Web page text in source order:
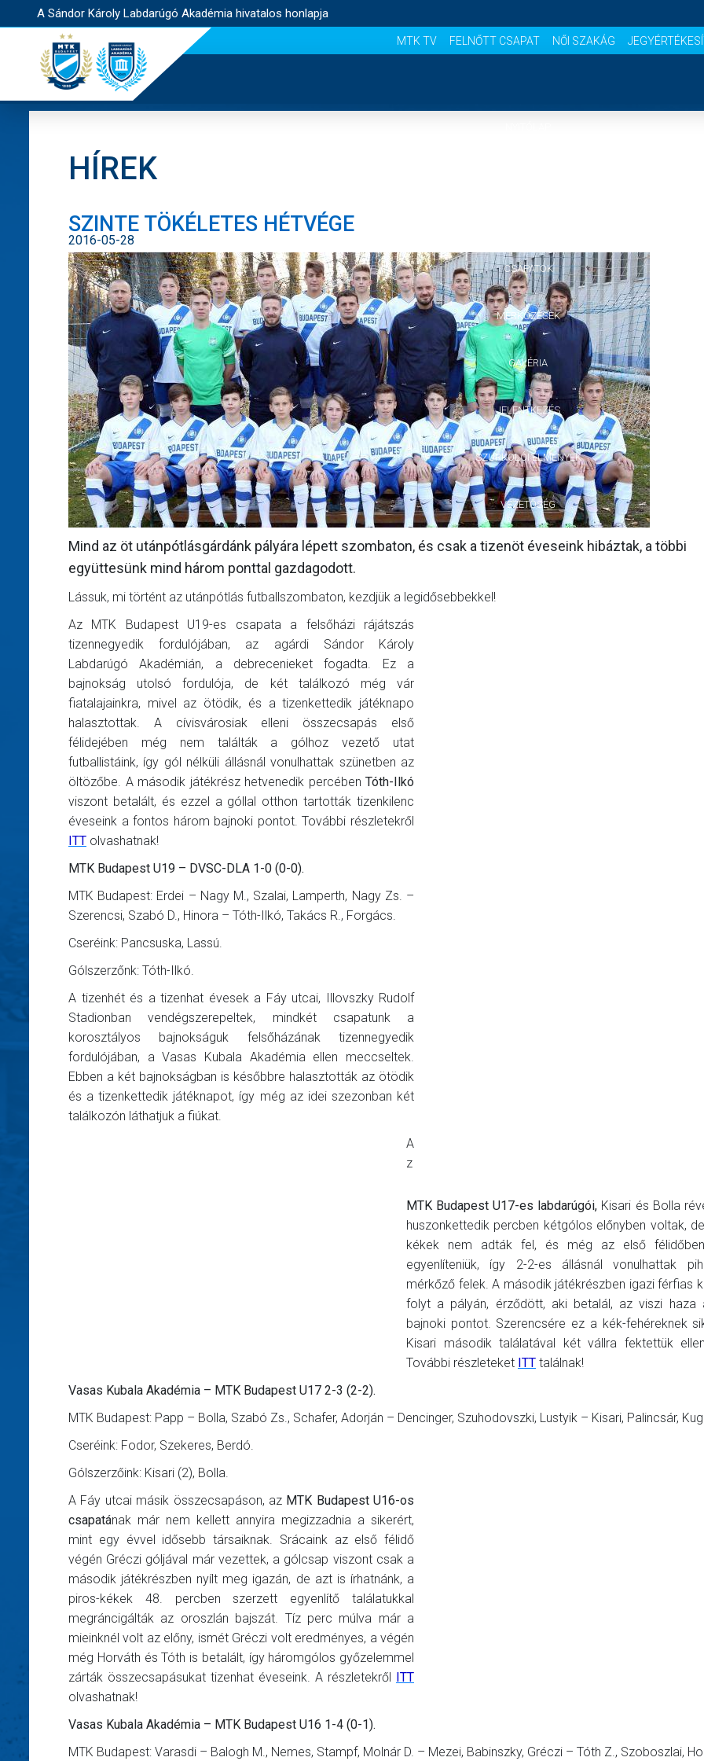
A Sándor Károly Labdarúgó Akadémia hivatalos honlapja
MTK TV FELNŐTT CSAPAT NŐI SZAKÁG
CSAPATOK
MÉRKŐZÉSEK
GALÉRIA
JELENTKEZÉS
SZURKOLÓI ÉLMÉNYEK
VEZETŐSÉG
HÍREK
SZINTE TÖKÉLETES HÉTVÉGE
2016-05-28
Mind az öt utánpótlásgárdánk pályára lépett szombaton, és csak a tizenöt éveseink hibáztak, a többi
együttesünk mind három ponttal gazdagodott.
Lássuk, mi történt az utánpótlás futballszombaton, kezdjük a legidősebbekkel!
Az MTK Budapest U19-es csapata a felsőházi rájátszás
tizennegyedik fordulójában, az agárdi Sándor Károly
Labdarúgó Akadémián, a debrecenieket fogadta. Ez a
bajnokság utolsó fordulója, de két találkozó még vár
fiatalajainkra, mivel az ötödik, és a tizenkettedik játéknapo
halasztottak. A cívisvárosiak elleni összecsapás első
félidejében még nem találták a gólhoz vezető utat
futballistáink, így gól nélküli állásnál vonulhattak szünetben az
öltözőbe. A második játékrész hetvenedik percében Tóth-Ilkó
viszont betalált, és ezzel a góllal otthon tartották tizenkilenc
éveseink a fontos három bajnoki pontot. További részletekről
ITT olvashatnak!
MTK Budapest U19 – DVSC-DLA 1-0 (0-0).
MTK Budapest: Erdei – Nagy M., Szalai, Lamperth, Nagy Zs. –
Szerencsi, Szabó D., Hinora – Tóth-Ilkó, Takács R., Forgács.
Cseréink: Pancsuska, Lassú.
Gólszerzőnk: Tóth-Ilkó.
A tizenhét és a tizenhat évesek a Fáy utcai, Illovszky Rudolf
Stadionban vendégszerepeltek, mindkét csapatunk a
korosztályos bajnokságuk felsőházának tizennegyedik
fordulójában, a Vasas Kubala Akadémia ellen meccseltek.
Ebben a két bajnokságban is későbbre halasztották az ötödik
és a tizenkettedik játéknapot, így még az idei szezonban két
találkozón láthatjuk a fiúkat.
A
z
MTK Budapest U17-es labdarúgói, Kisari és Bolla
huszonkettedik percben kétgólos előnyben voltak,
kékek nem adták fel, és még az első
egyenlíteniük, így 2-2-es állásnál vonulhattak
mérkőző felek. A második játékrészben igazi férfias
folyt a pályán, érződött, aki betalál, az viszi haza
bajnoki pontot. Szerencsére ez a kék-fehéreknek
Kisari második találatával két vállra fektettük
További részleteket ITT találnak!
Vasas Kubala Akadémia – MTK Budapest U17 2-3 (2-2).
MTK Budapest: Papp – Bolla, Szabó Zs., Schafer, Adorján – Dencinger, Szuhodovszki, Lustyik – Kisari, Palincsár,
Cseréink: Fodor, Szekeres, Berdó.
Gólszerzőink: Kisari (2), Bolla.
A Fáy utcai másik összecsapáson, az MTK Budapest U16-os
csapatának már nem kellett annyira megizzadnia a sikerért,
mint egy évvel idősebb társaiknak. Srácaink az első félidő
végén Gréczi góljával már vezettek, a gólcsap viszont csak a
második játékrészben nyílt meg igazán, de azt is írhatnánk, a
piros-kékek 48. percben szerzett egyenlítő találatukkal
megráncigálták az oroszlán bajszát. Tíz perc múlva már a
mieinknél volt az előny, ismét Gréczi volt eredményes, a végén
még Horváth és Tóth is betalált, így háromgólos győzelemmel
zárták összecsapásukat tizenhat éveseink. A részletekről ITT
olvashatnak!
Vasas Kubala Akadémia – MTK Budapest U16 1-4 (0-1).
MTK Budapest: Varasdi – Balogh M., Nemes, Stampf, Molnár D. – Mezei, Babinszky, Gréczi – Tóth Z., Szoboszlai,